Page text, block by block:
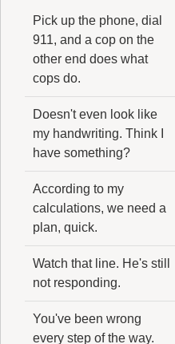
Pick up the phone, dial
911, and a cop on the
other end does what
cops do.
Doesn't even look like
my handwriting. Think I
have something?
According to my
calculations, we need a
plan, quick.
Watch that line. He's still
not responding.
You've been wrong
every step of the way.